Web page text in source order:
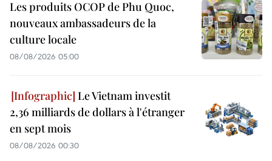
Les produits OCOP de Phu Quoc,
nouveaux ambassadeurs de la
culture locale
08/08/2026 05:00
Le Vietnam investit
2,36 milliards de dollars à l'étranger
en sept mois
08/08/2026 00:30